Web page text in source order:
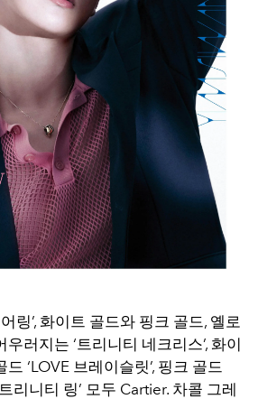
링’, 화이트 골드와 핑크 골드, 옐로
러지는 ‘트리니티 네크리스’, 화이
‘LOVE 브레이슬릿’, 핑크 골드
트리니티 링’ 모두 Cartier. 차콜 그레